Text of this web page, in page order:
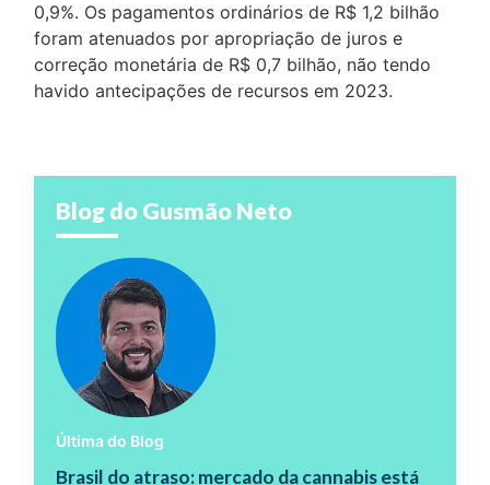
0,9%. Os pagamentos ordinários de R$ 1,2 bilhão
foram atenuados por apropriação de juros e
correção monetária de R$ 0,7 bilhão, não tendo
havido antecipações de recursos em 2023.
Blog do Gusmão Neto
Última do Blog
Brasil do atraso: mercado da cannabis está